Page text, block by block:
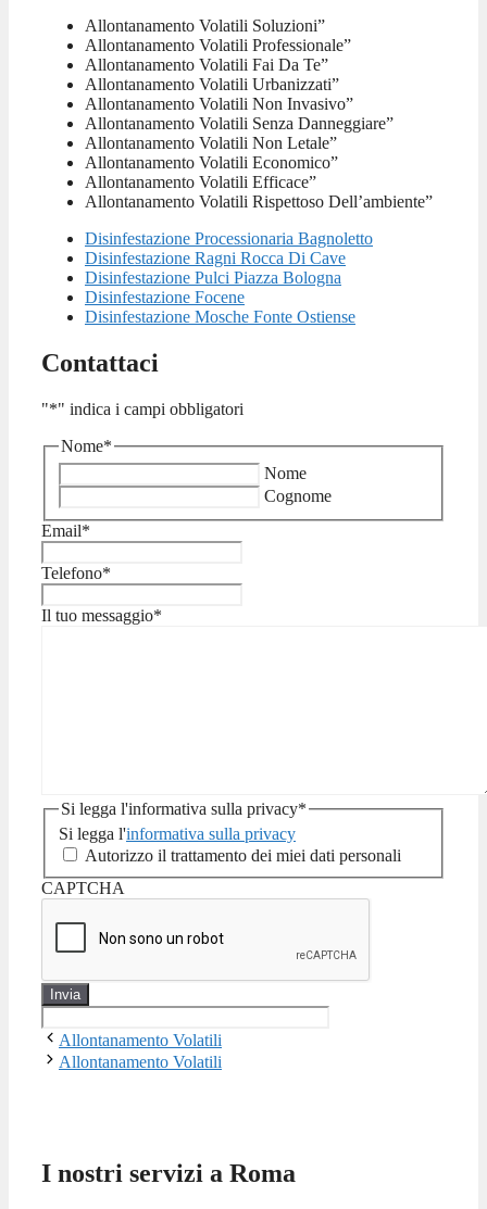
Allontanamento Volatili Soluzioni”
Allontanamento Volatili Professionale”
Allontanamento Volatili Fai Da Te”
Allontanamento Volatili Urbanizzati”
Allontanamento Volatili Non Invasivo”
Allontanamento Volatili Senza Danneggiare”
Allontanamento Volatili Non Letale”
Allontanamento Volatili Economico”
Allontanamento Volatili Efficace”
Allontanamento Volatili Rispettoso Dell’ambiente”
Disinfestazione Processionaria Bagnoletto
Disinfestazione Ragni Rocca Di Cave
Disinfestazione Pulci Piazza Bologna
Disinfestazione Focene
Disinfestazione Mosche Fonte Ostiense
Contattaci
"*" indica i campi obbligatori
Nome*
Nome
Cognome
Email*
Telefono*
Il tuo messaggio*
Si legga l'informativa sulla privacy*
Si legga l'informativa sulla privacy
Autorizzo il trattamento dei miei dati personali
CAPTCHA
Allontanamento Volatili
Allontanamento Volatili
I nostri servizi a Roma